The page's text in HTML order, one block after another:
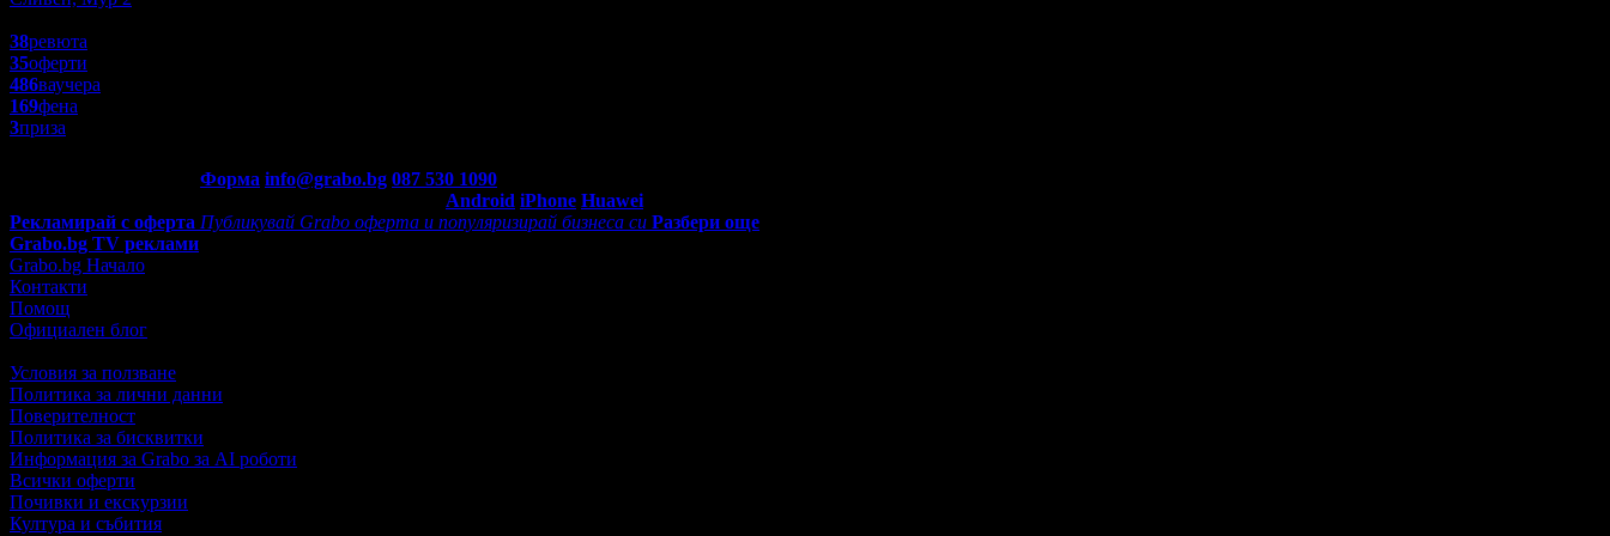
38ревюта
35оферти
486ваучера
169фена
3приза
Форма info@grabo.bg 087 530 1090
Android iPhone Huawei
Рекламирай с оферта Публикувай Grabo оферта и популяризирай бизнеса си Разбери още
Grabo.bg TV реклами
Grabo.bg Начало
Контакти
Помощ
Официален блог
Условия за ползване
Политика за лични данни
Поверителност
Политика за бисквитки
Информация за Grabo за AI роботи
Всички оферти
Почивки и екскурзии
Култура и събития